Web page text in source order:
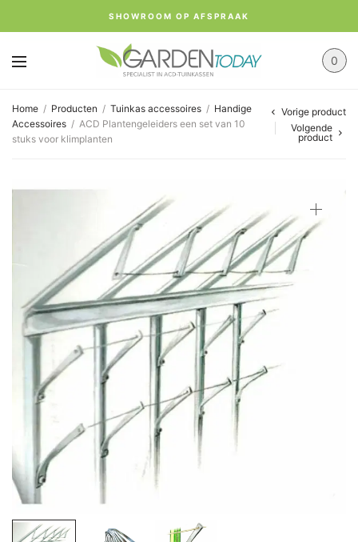
SHOWROOM OP AFSPRAAK
0
Home / Producten / Tuinkas accessoires / Handige
Accessoires / ACD Plantengeleiders een set van 10
stuks voor klimplanten
Vorige product
Volgende
product